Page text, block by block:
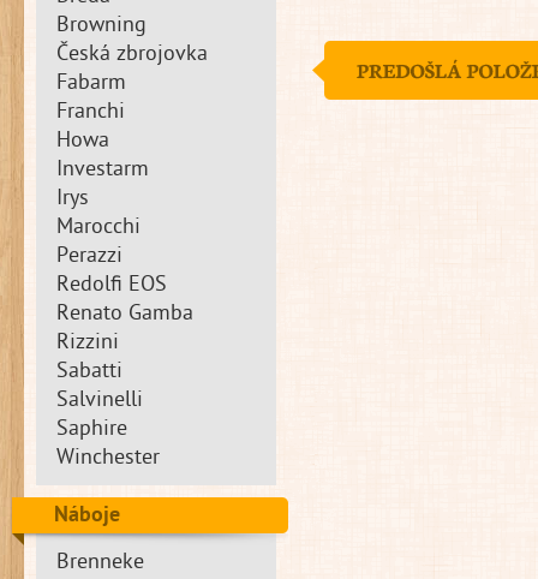
Browning
Česká zbrojovka
Fabarm
Franchi
Howa
Investarm
Irys
Marocchi
Perazzi
Redolfi EOS
Renato Gamba
Rizzini
Sabatti
Salvinelli
Saphire
Winchester
Náboje
Brenneke